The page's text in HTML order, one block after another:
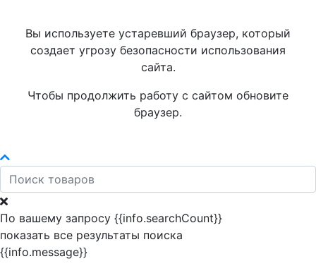
Вы используете устаревший браузер, который
создает угрозу безопасности использования
сайта.
Чтобы продолжить работу с сайтом обновите
браузер.
По вашему запросу {{info.searchCount}}
показать все результаты поиска
{{info.message}}